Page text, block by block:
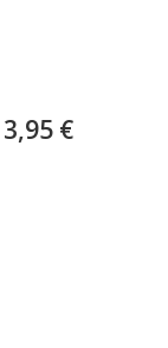
3,95 €